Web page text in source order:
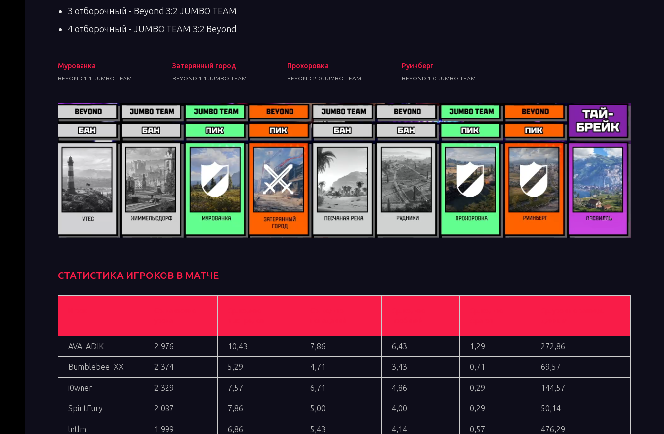
3 отборочный - Beyond 3:2 JUMBO TEAM
4 отборочный - JUMBO TEAM 3:2 Beyond
Мурованка
BEYOND 1:1 JUMBO TEAM
Затерянный город
BEYOND 1:1 JUMBO TEAM
Прохоровка
BEYOND 2:0 JUMBO TEAM
Руинберг
BEYOND 1:0 JUMBO TEAM
СТАТИСТИКА ИГРОКОВ В МАТЧЕ
AVALADIK 2 976 10,43 7,86 6,43 1,29 272,86
Bumblebee_XX 2 374 5,29 4,71 3,43 0,71 69,57
i0wner 2 329 7,57 6,71 4,86 0,29 144,57
SpiritFury 2 087 7,86 5,00 4,00 0,29 50,14
lntlm 1 999 6,86 5,43 4,14 0,57 476,29